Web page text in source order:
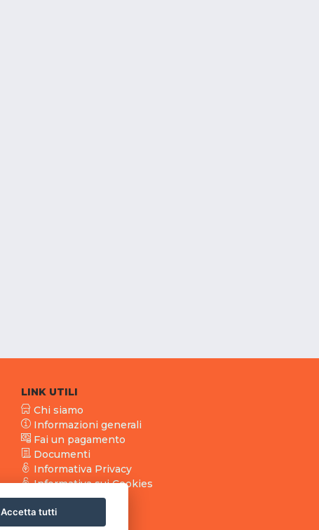
LINK UTILI
Chi siamo
Informazioni generali
Fai un pagamento
Documenti
Informativa Privacy
Informativa sui Cookies
Accetta tutti